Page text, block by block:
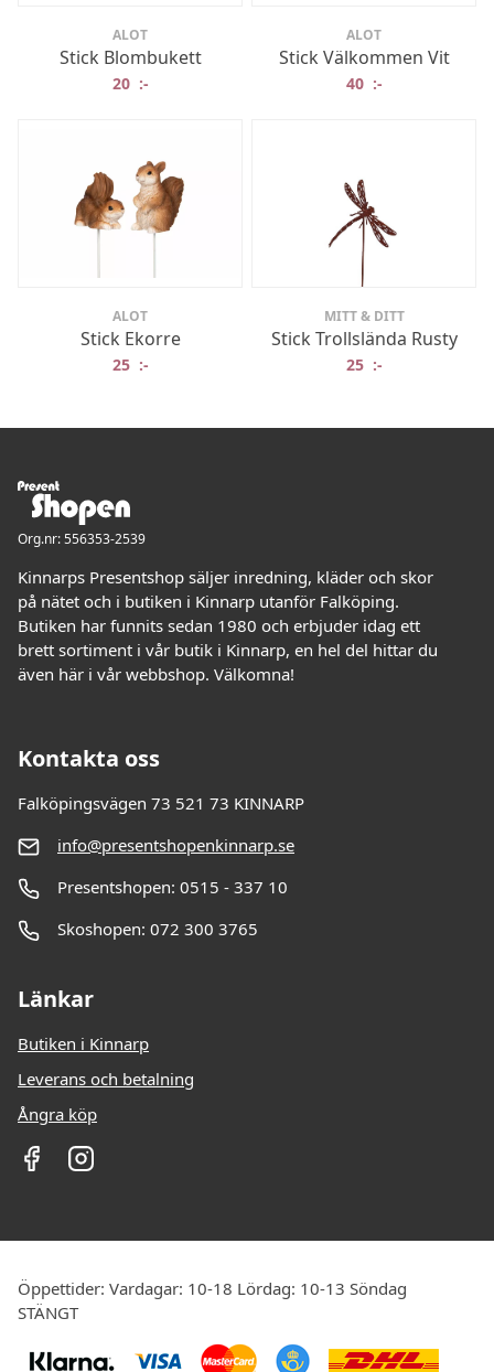
ALOT
Stick Blombukett
20 :-
ALOT
Stick Välkommen Vit
40 :-
ALOT
Stick Ekorre
25 :-
MITT & DITT
Stick Trollslända Rusty
25 :-
Org.nr: 556353-2539
Kinnarps Presentshop säljer inredning, kläder och skor
på nätet och i butiken i Kinnarp utanför Falköping.
Butiken har funnits sedan 1980 och erbjuder idag ett
brett sortiment i vår butik i Kinnarp, en hel del hittar du
även här i vår webbshop. Välkomna!
Kontakta oss
Falköpingsvägen 73 521 73 KINNARP
info@presentshopenkinnarp.se
Presentshopen: 0515 - 337 10
Skoshopen: 072 300 3765
Länkar
Butiken i Kinnarp
Leverans och betalning
Ångra köp
Öppettider: Vardagar: 10-18 Lördag: 10-13 Söndag
STÄNGT